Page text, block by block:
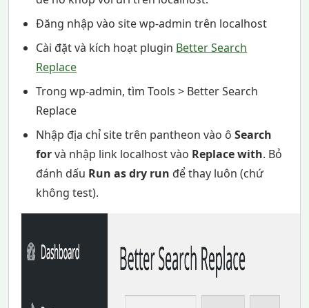
Đăng nhập vào site wp-admin trên localhost
Cài đặt và kích hoạt plugin Better Search
Replace
Trong wp-admin, tìm Tools > Better Search
Replace
Nhập địa chỉ site trên pantheon vào ôSearch
forvà nhập link localhost vào Replace with. Bỏ
đánh dấu Run as dry run để thay luôn (chứ
không test).